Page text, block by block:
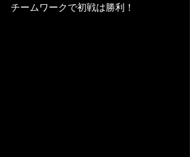
チームワークで初戦は勝利！